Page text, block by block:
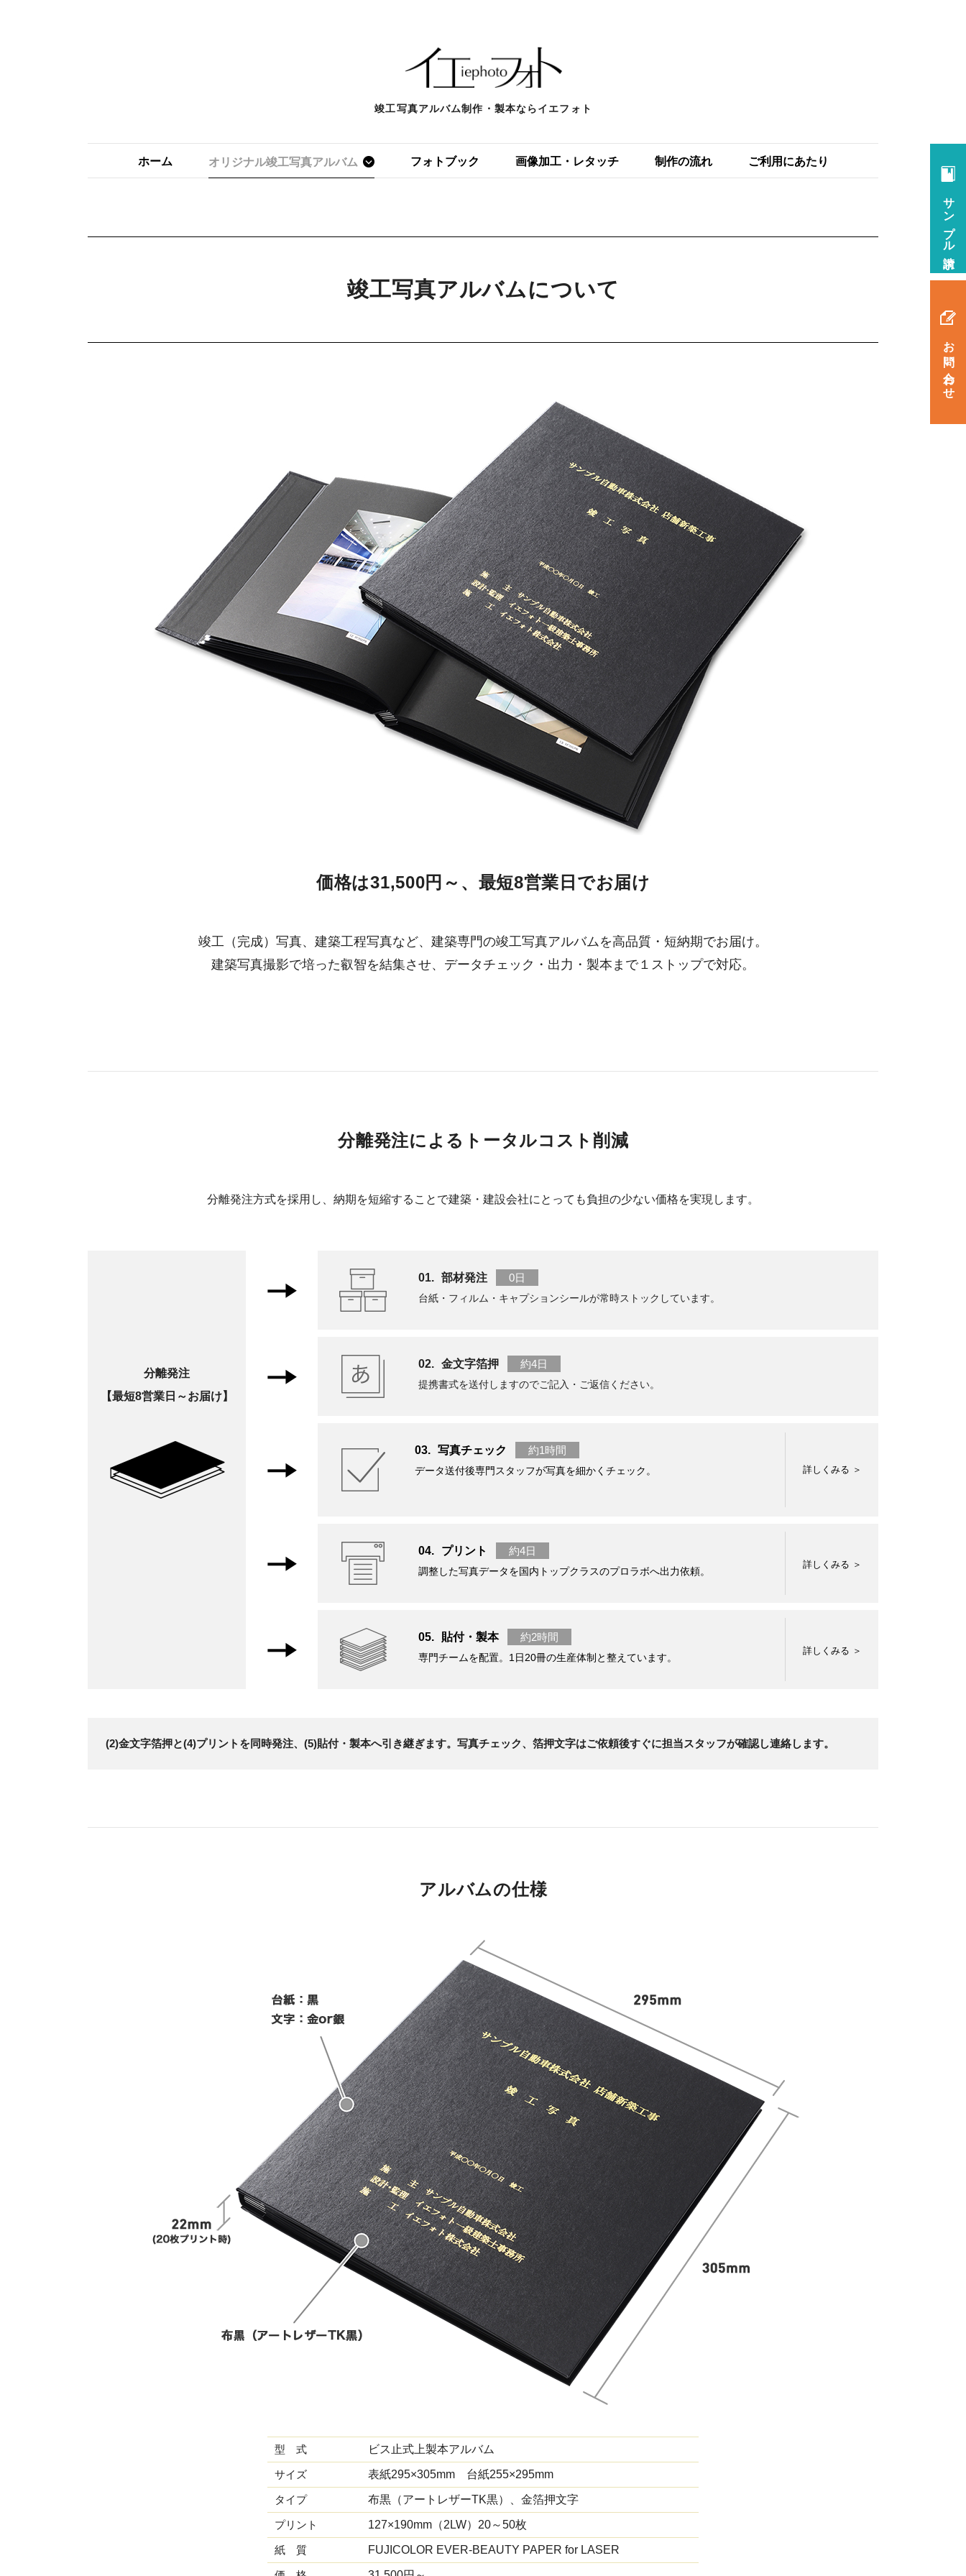
竣工写真アルバム制作・製本ならイエフォト
ホーム オリジナル竣工写真アルバム フォトブック 画像加工・レタッチ 制作の流れ ご利用にあたり
竣工写真アルバムについて
価格は31,500円～、最短8営業日でお届け
竣工（完成）写真、建築工程写真など、建築専門の竣工写真アルバムを高品質・短納期でお届け。
建築写真撮影で培った叡智を結集させ、データチェック・出力・製本まで１ストップで対応。
分離発注によるトータルコスト削減
分離発注方式を採用し、納期を短縮することで建築・建設会社にとっても負担の少ない価格を実現します。
分離発注
最短8営業日～お届け
部材発注 0日
台紙・フィルム・キャプションシールが常時ストックしています。
金文字箔押 約4日
提携書式を送付しますのでご記入・ご返信ください。
写真チェック 約1時間
データ送付後専門スタッフが写真を細かくチェック。
プリント 約4日
調整した写真データを国内トップクラスのプロラボへ出力依頼。
貼付・製本 約2時間
専門チームを配置。1日20冊の生産体制と整えています。
(2)金文字箔押と(4)プリントを同時発注、(5)貼付・製本へ引き継ぎます。写真チェック、箔押文字はご依頼後すぐに担当スタッフが確認し連絡します。
アルバムの仕様
型 式 ビス止式上製本アルバム
サイズ 表紙295×305mm 台紙255×295mm
タイプ 布黒（アートレザーTK黒）、金箔押文字
プリント 127×190mm（2LW）20～50枚
紙 質 FUJICOLOR EVER-BEAUTY PAPER for LASER
サンプル請求
お問い合わせ